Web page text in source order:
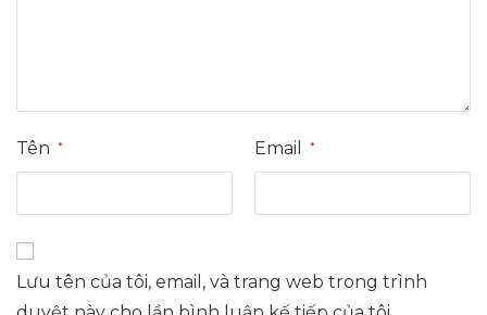
Tên * Email *
Lưu tên của tôi, email, và trang web trong trình